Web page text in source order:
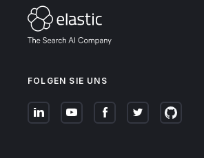
FOLGEN SIE UNS